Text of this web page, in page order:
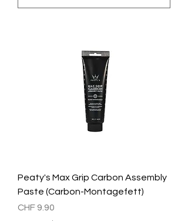
Peaty's Max Grip Carbon Assembly
Paste (Carbon-Montagefett)
Preis
CHF 9.90